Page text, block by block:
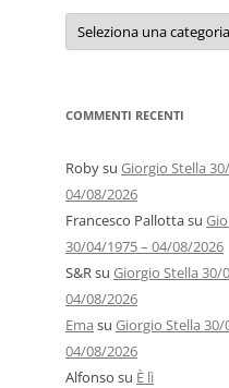
Categorie
autori
COMMENTI RECENTI
Robysu Giorgio Stella
04/08/2026
Francesco Pallottasu
30/04/1975 – 04/08/2026
S&Rsu Giorgio Stella 30/
04/08/2026
Ema su Giorgio Stella 30/
04/08/2026
Alfonso su È lì